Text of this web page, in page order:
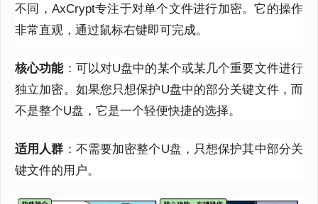
不同，AxCrypt专注于对单个文件进行加密。它的操作
非常直观，通过鼠标右键即可完成。
核心功能：可以对U盘中的某个或某几个重要文件进行
独立加密。如果您只想保护U盘中的部分关键文件，而
不是整个U盘，它是一个轻便快捷的选择。
适用人群 ：不需要加密整个U盘，只想保护其中部分关
键文件的用户。